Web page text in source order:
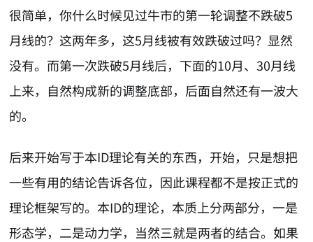
很简单，你什么时候见过牛市的第一轮调整不跌破5
月线的？这两年多，这5月线被有效跌破过吗？显然
没有。而第一次跌破5月线后，下面的10月、30月线
上来，自然构成新的调整底部，后面自然还有一波大
的。
后来开始写于本ID理论有关的东西，开始，只是想把
一些有用的结论告诉各位，因此课程都不是按正式的
理论框架写的。本ID的理论，本质上分两部分，一是
形态学，二是动力学，当然三就是两者的结合。如果